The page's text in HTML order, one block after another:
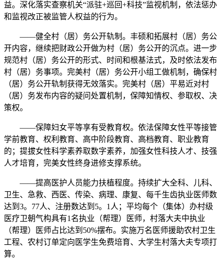
益。深化落实查察机关“派驻+巡回+科技”监视机制，依法惩办
和监视改正被监管人权益的行为。
——健全村（居）务公开轨制。丰硕和拓展村（居）务公
开内容，继续把财政公开做为村（居）务公开的沉点。进一步
规范村（居）务公开的形式、时间和根基法式，及时依法发布
村（居）务事项。完美村（居）务公开小组工做机制，确保村
（居）务公开轨制获得无效落实。完美村（居）平易近对村
（居）务发布内容的疑问处置机制，保障知情权、参取权、决
策权。
——保障妇女平等享有受教育权。依法保障女性平等接管
学前教育、权利教育、高中阶段教育、高档教育、职业教育
的；提拔女性科学素养取数字素养，加强女性科技人才、技强
人才培育，完美女性终身进修支撑系统。
——提高医护人员能力扶植程度。持续扩大全科、儿科、
卫生、急救、西医、传染、病理、康复、每千生齿执业医师数
达到3。77人、注册数达到5。1人；平均每个（集体）办村级
医疗卫朝气构具有1名执业（帮理）医师，村落大夫中执业
（帮理）医师占比达到50%摆布。实施万名医师援助农村卫生
工程、农村订单定向医学生免费培育、大学生村落大夫专项打
算。